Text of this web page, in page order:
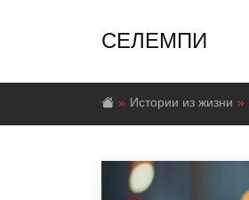
СЕЛЕМПИ
Истории из жизни